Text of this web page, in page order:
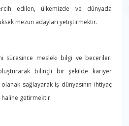
edilen, ülkemizde ve dünyada
mezun adayları yetiştirmektır.
süresince mesleki bilgi ve becerileri
oluşturarak bilinçli bir şekilde kariyer
sağlayarak iş dünyasının ihtiyaç
getirmektir.